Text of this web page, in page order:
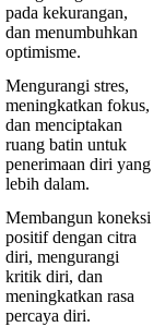
pada kekurangan,
dan menumbuhkan
optimisme.
Mengurangi stres,
meningkatkan fokus,
dan menciptakan
ruang batin untuk
penerimaan diri yang
lebih dalam.
Membangun koneksi
positif dengan citra
diri, mengurangi
kritik diri, dan
meningkatkan rasa
percaya diri.